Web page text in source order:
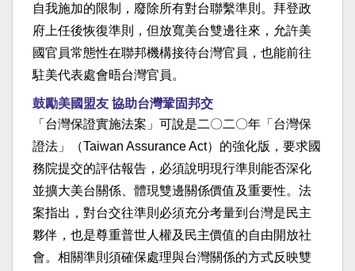
自我施加的限制，廢除所有對台聯繫準則。拜登政
府上任後恢復準則，但放寬美台雙邊往來，允許美
國官員常態性在聯邦機構接待台灣官員，也能前往
駐美代表處會晤台灣官員。
鼓勵美國盟友 協助台灣鞏固邦交
「台灣保證實施法案」可說是二〇二〇年「台灣保
證法」（Taiwan Assurance Act）的強化版，要求國
務院提交的評估報告，必須說明現行準則能否深化
並擴大美台關係、體現雙邊關係價值及重要性。法
案指出，對台交往準則必須充分考量到台灣是民主
夥伴，也是尊重普世人權及民主價值的自由開放社
會。相關準則須確保處理與台灣關係的方式反映雙